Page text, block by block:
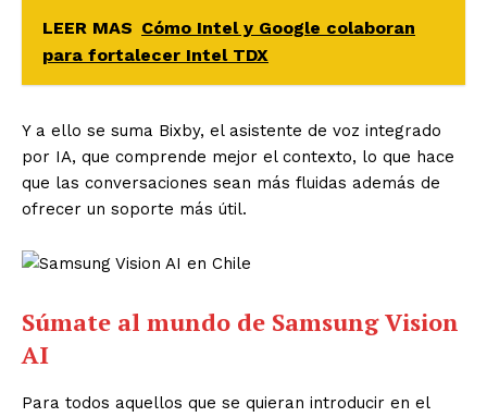
LEER MAS Cómo Intel y Google colaboran
para fortalecer Intel TDX
Y a ello se suma Bixby, el asistente de voz integrado
por IA, que comprende mejor el contexto, lo que hace
que las conversaciones sean más fluidas además de
ofrecer un soporte más útil.
Súmate al mundo de Samsung Vision
AI
Para todos aquellos que se quieran introducir en el